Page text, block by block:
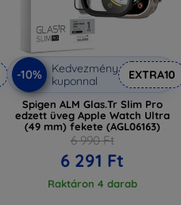
-10%
Kedvezmény
kuponnal
EXTRA10
Spigen ALM Glas.Tr Slim Pro
edzett üveg Apple Watch Ultra
(49 mm) fekete (AGL06163)
6 990 Ft
6 291 Ft
Raktáron 4 darab